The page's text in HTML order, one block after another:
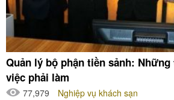
Quản lý bộ phận tiền sảnh:
việc phải làm
77,979
Nghiệp vụ khách sạn